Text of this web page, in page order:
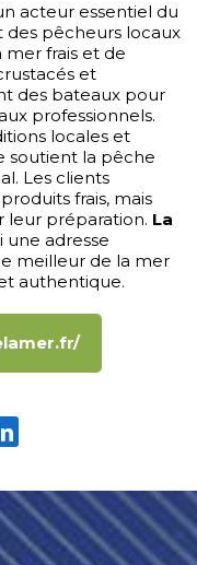
acteur essentiel du
des pêcheurs locaux
frais et de
et
des bateaux pour
professionnels.
locales et
soutient la pêche
Les clients
frais, mais
leur préparation. La
une adresse
meilleur de la mer
authentique.